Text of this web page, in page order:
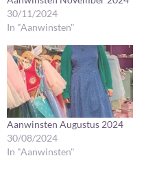
30/11/2024
In "Aanwinsten"
Aanwinsten Augustus 2024
30/08/2024
In "Aanwinsten"